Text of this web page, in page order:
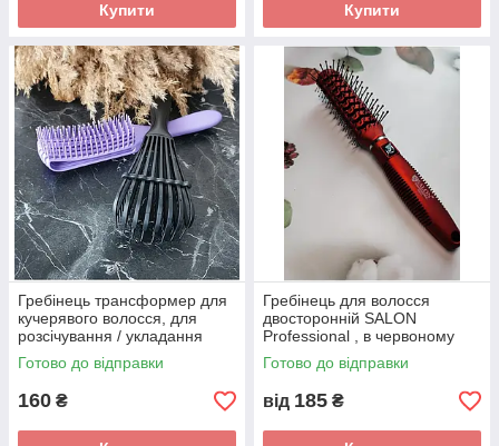
Купити Купити
Гребінець трансформер для
кучерявого волосся, для
розсічування / укладання
волосся.
Готово до відправки
160 ₴
Гребінець для волосся
двосторонній SALON
Professional , в червоному
кольорі
Готово до відправки
від 185 ₴